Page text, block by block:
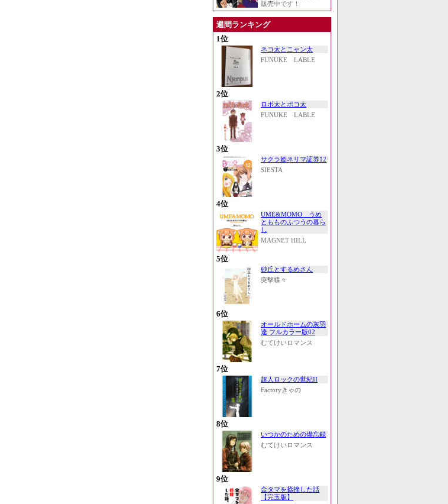
販売中です！
週間ランキング
1位
ネコ太とニャン太
FUNUKE LABLE
2位
ロボ太とポコ太
FUNUKE LABLE
3位
サクラ姫ネリマ証券12
SIESTA
4位
UME&MOMO うめ
ともものふつうの暮ら
し
MAGNET HILL
5位
砂丘とするめさん
突撃蝶々
6位
オールドホームの灰羽
達 フルカラー版02
むてけいロマンス
7位
超人ロックの世紀II
Factoryきゃの
8位
いつかのための備忘録
むてけいロマンス
9位
金タマを捻挫した話
【完玉版】